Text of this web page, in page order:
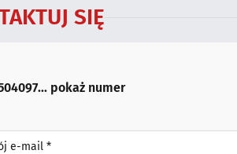
SIĘ
pokaż numer